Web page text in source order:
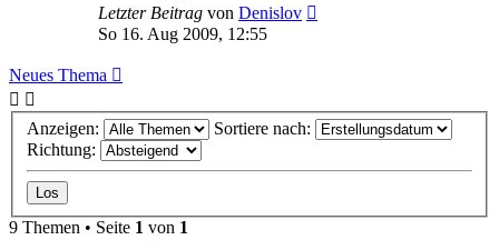
Letzter Beitrag von Denislov
So 16. Aug 2009, 12:55
Neues Thema
Anzeigen:
Sortiere nach:
Richtung:
9 Themen • Seite 1 von 1